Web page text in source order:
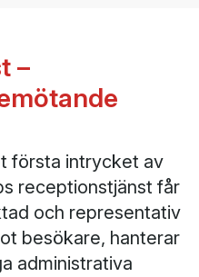
–
första intrycket av
receptionstjänst får
och representativ
besökare, hanterar
administrativa